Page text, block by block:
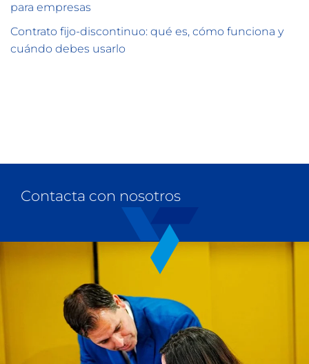
para empresas
Contrato fijo-discontinuo: qué es, cómo funciona y
cuándo debes usarlo
Contacta con nosotros